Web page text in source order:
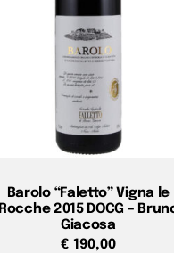
Barolo “Faletto” Vigna le
Rocche 2015 DOCG –
Giacosa
€ 190,00